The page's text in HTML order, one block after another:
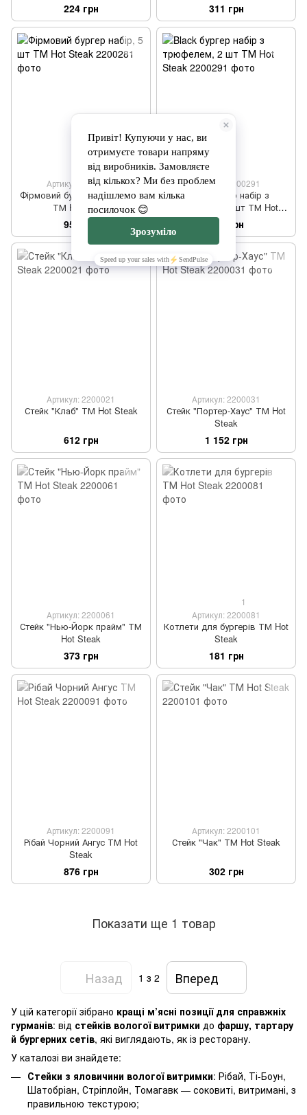
Hot Steak
224 грн ТМ Hot Steak
311 грн
Артикул: 2200281
Фірмовий бургер набір, 5 шт
ТМ Hot Steak
950 грн
Артикул: 2200291
Black бургер набір з
трюфелем, 2 шт ТМ Hot
Steak
625 грн
Артикул: 2200021
Стейк "Клаб" ТМ Hot Steak
612 грн
Артикул: 2200031
Стейк "Портер-Хаус" ТМ Hot
Steak
1 152 грн
Артикул: 2200061
Стейк "Нью-Йорк прайм" ТМ
Hot Steak
373 грн
1
Артикул: 2200081
Котлети для бургерів ТМ Hot
Steak
181 грн
Артикул: 2200091
Рібай Чорний Ангус ТМ Hot
Steak
876 грн
Артикул: 2200101
Стейк "Чак" ТМ Hot Steak
302 грн
Показати ще 1 товар
Назад 1 з 2 Вперед
У цій категорії зібрано кращі м’ясні позиції для справжніх
гурманів: від стейків вологої витримки до фаршу, тартару
й бургерних сетів, які виглядають, як із ресторану.
У каталозі ви знайдете:
Стейки з яловичини вологої витримки: Рібай, Ті-Боун,
Шатобріан, Стріплойн, Томагавк — соковиті, витримані, з
правильною текстурою;